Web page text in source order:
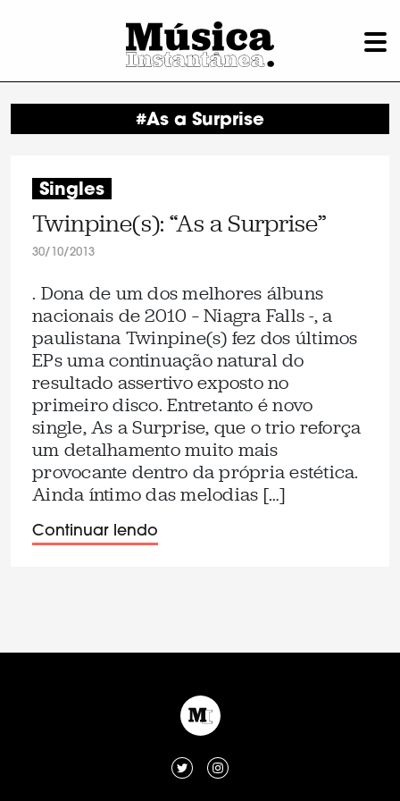
#As a Surprise
Singles
Twinpine(s): “As a Surprise”
30/10/2013
. Dona de um dos melhores álbuns
nacionais de 2010 – Niagra Falls -, a
paulistana Twinpine(s) fez dos últimos
EPs uma continuação natural do
resultado assertivo exposto no
primeiro disco. Entretanto é novo
single, As a Surprise, que o trio reforça
um detalhamento muito mais
provocante dentro da própria estética.
Ainda íntimo das melodias […]
Continuar lendo